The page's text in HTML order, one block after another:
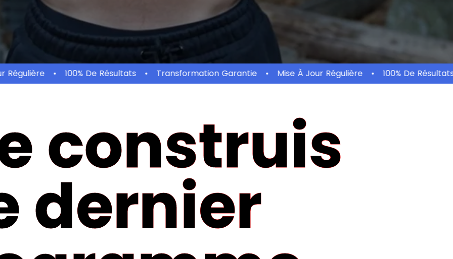
100% De Résultats Transformation Garantie Mise À Jour Régulière 100% De Résultats
construis
dernier